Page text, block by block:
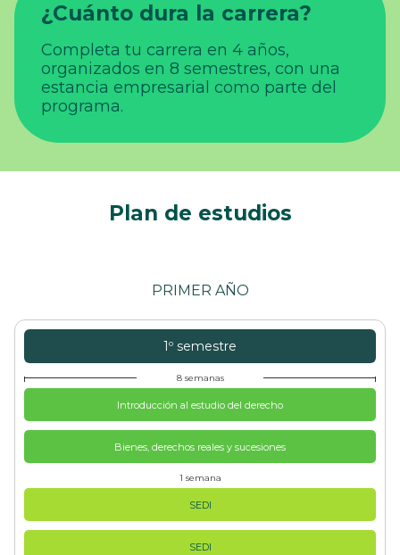
¿Cuánto dura la carrera?
Completa tu carrera en 4 años,
organizados en 8 semestres, con una
estancia empresarial como parte del
programa.
Plan de estudios
PRIMER AÑO
1º semestre
8 semanas
Introducción al estudio del derecho
Bienes, derechos reales y sucesiones
1 semana
SEDI
SEDI